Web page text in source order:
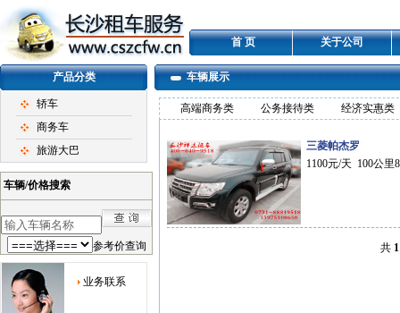
首 页 关于公司
产品分类
轿车
商务车
旅游大巴
车辆/价格搜索
参考价查询
业务联系
车辆展示
高端商务类 公务接待类 经济实惠类
三菱帕杰罗
1100元/天 100公里
共 1